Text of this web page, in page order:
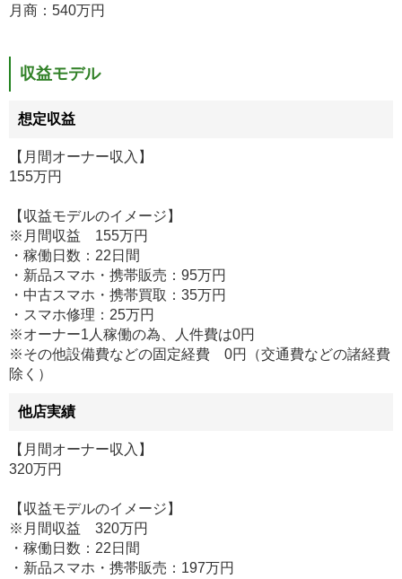
月商：540万円
収益モデル
想定収益
【月間オーナー収入】
155万円
【収益モデルのイメージ】
※月間収益 155万円
・稼働日数：22日間
・新品スマホ・携帯販売：95万円
・中古スマホ・携帯買取：35万円
・スマホ修理：25万円
※オーナー1人稼働の為、人件費は0円
※その他設備費などの固定経費 0円（交通費などの諸経費
除く）
他店実績
【月間オーナー収入】
320万円
【収益モデルのイメージ】
※月間収益 320万円
・稼働日数：22日間
・新品スマホ・携帯販売：197万円